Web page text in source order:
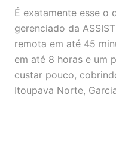
É exatamente esse o
gerenciado da
remota em até 45
em até 8 horas e um
custar pouco,
Itoupava Norte,